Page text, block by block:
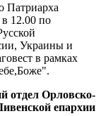
Патриарха
12.00 по
Украины и
в рамках
отдел Орловско-
епархии